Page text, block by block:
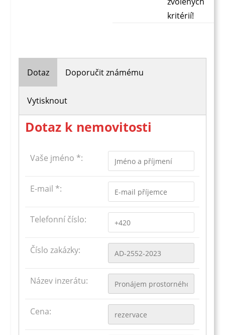
kritérií!
Dotaz Doporučit známému
Vytisknout
Dotaz k nemovitosti
Vaše jméno *:
E-mail *:
Telefonní číslo:
Číslo zakázky:
Název inzerátu:
Cena: